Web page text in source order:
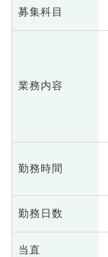
募集科目
業務内容
勤務時間
勤務日数
当直